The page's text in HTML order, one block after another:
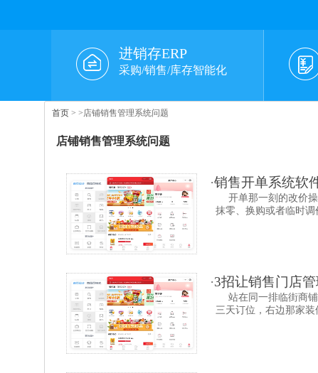
进销存ERP
采购/销售/库存智能化
首页 > >店铺销售管理系统问题
店铺销售管理系统问题
·销售开单系统软
开单那一刻的改价
抹零、换购或者临时
·3招让销售门店
站在同一排临街商
三天订位，右边那家